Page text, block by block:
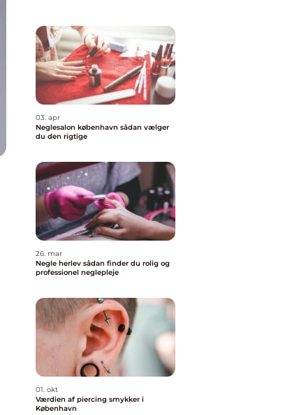
03. apr
Neglesalon københavn sådan vælger
du den rigtige
26. mar
Negle herlev sådan finder du rolig og
professionel neglepleje
01. okt
Værdien af piercing smykker i
København